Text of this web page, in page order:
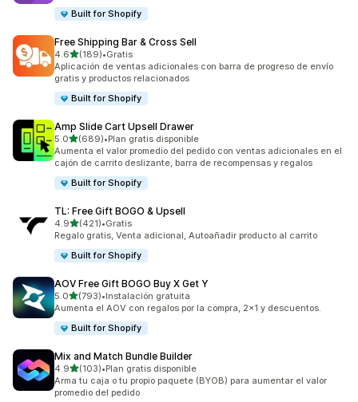
Built for Shopify
Free Shipping Bar & Cross Sell
4.6de 5 estrellas
(189)
189 reseñas en total
•Gratis
Aplicación de ventas adicionales con barra de progreso de envío
gratis y productos relacionados
Built for Shopify
Amp Slide Cart Upsell Drawer
5.0de 5 estrellas
(689)
689 reseñas en total
•Plan gratis disponible
Aumenta el valor promedio del pedido con ventas adicionales en el
cajón de carrito deslizante, barra de recompensas y regalos
Built for Shopify
TL: Free Gift BOGO & Upsell
4.9de 5 estrellas
(421)
421 reseñas en total
•Gratis
Regalo gratis, Venta adicional, Autoañadir producto al carrito
Built for Shopify
AOV Free Gift BOGO Buy X Get Y
5.0de 5 estrellas
(793)
793 reseñas en total
•Instalación gratuita
Aumenta el AOV con regalos por la compra, 2x1 y descuentos.
Built for Shopify
Mix and Match Bundle Builder
4.9de 5 estrellas
(103)
103 reseñas en total
•Plan gratis disponible
Arma tu caja o tu propio paquete (BYOB) para aumentar el valor
promedio del pedido